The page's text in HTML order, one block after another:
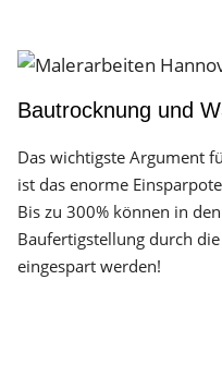
Bautrocknung und
Das wichtigste Argument
ist das enorme
Bis zu 300% können in
Baufertigstellung durch
eingespart werden!